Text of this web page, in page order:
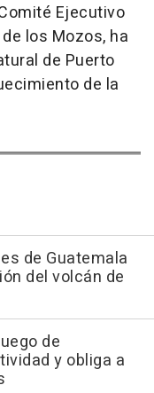
Ejecutivo
los Mozos, ha
de Puerto
de la
de Guatemala
del volcán de
de
y obliga a